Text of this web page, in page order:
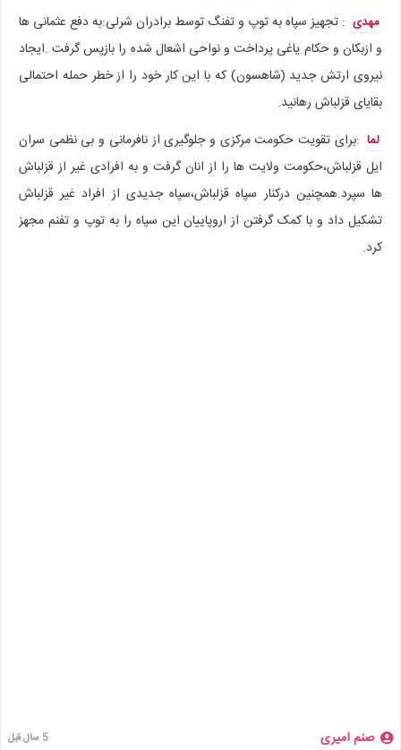
مهدی : تجهیز سپاه به توپ و تفنگ توسط برادران شرلی:به دفع عثمانی ها
و ازبکان و حکام یاغی پرداخت و نواحی اشعال شده را بازپس گرفت .ایجاد
نیروی ارتش جدید (شاهسون) که با این کار خود را از خطر حمله احتمالی
بقایای قزلباش رهانید.
لما :برای تقویت حکومت مرکزی و جلوگیری از نافرمانی و بی نظمی سران
ایل قزلباش،حکومت ولایت ها را از انان گرفت و به افرادی غیر از قزلباش
ها سپرد.همچنین درکنار سپاه قزلباش،سپاه جدیدی از افراد غیر قزلباش
تشکیل داد و با کمک گرفتن از اروپاییان این سپاه را به توپ و تفنم مجهز
کرد.
صنم امیری 5 سال قبل